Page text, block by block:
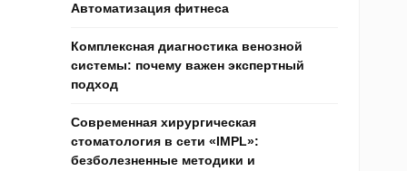
Автоматизация фитнеса
Комплексная диагностика венозной
системы: почему важен экспертный
подход
Современная хирургическая
стоматология в сети «IMPL»:
безболезненные методики и